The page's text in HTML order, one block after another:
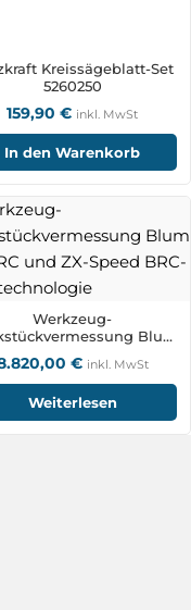
Kreissägeblatt-Set
5260250
159,90 € inkl. MwSt
In den Warenkorb
Werkzeug-
Blum
Funktechnologie
€ inkl. MwSt
Weiterlesen